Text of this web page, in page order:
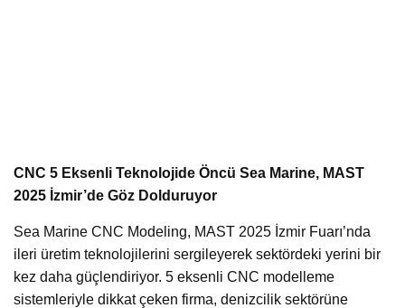
CNC 5 Eksenli Teknolojide Öncü Sea Marine, MAST
2025 İzmir’de Göz Dolduruyor
Sea Marine CNC Modeling, MAST 2025 İzmir Fuarı’nda
ileri üretim teknolojilerini sergileyerek sektördeki yerini bir
kez daha güçlendiriyor. 5 eksenli CNC modelleme
sistemleriyle dikkat çeken firma, denizcilik sektörüne